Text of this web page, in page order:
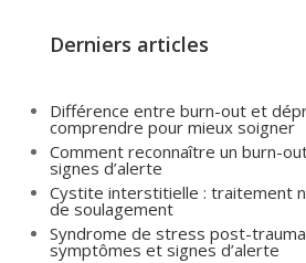
Derniers articles
Différence entre burn-out et
comprendre pour mieux soigner
Comment reconnaître un burn-
signes d’alerte
Cystite interstitielle : traitement
de soulagement
Syndrome de stress post-
symptômes et signes d’alerte